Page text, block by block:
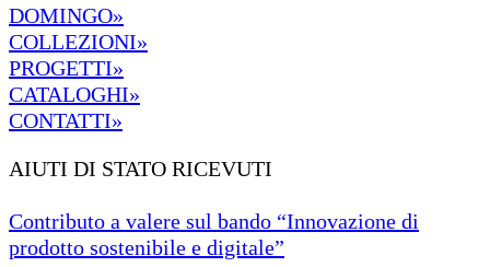
DOMINGO»
COLLEZIONI»
PROGETTI»
CATALOGHI»
CONTATTI»
AIUTI DI STATO RICEVUTI
Contributo a valere sul bando “Innovazione di
prodotto sostenibile e digitale”